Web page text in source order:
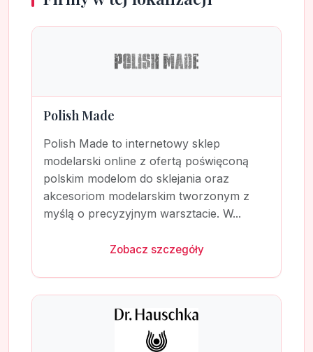
Polish Made
Polish Made to internetowy sklep
modelarski online z ofertą poświęconą
polskim modelom do sklejania oraz
akcesoriom modelarskim tworzonym z
myślą o precyzyjnym warsztacie. W...
Zobacz szczegóły